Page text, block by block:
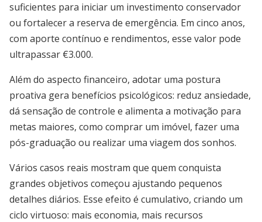
suficientes para iniciar um investimento conservador
ou fortalecer a reserva de emergência. Em cinco anos,
com aporte contínuo e rendimentos, esse valor pode
ultrapassar €3.000.
Além do aspecto financeiro, adotar uma postura
proativa gera benefícios psicológicos: reduz ansiedade,
dá sensação de controle e alimenta a motivação para
metas maiores, como comprar um imóvel, fazer uma
pós-graduação ou realizar uma viagem dos sonhos.
Vários casos reais mostram que quem conquista
grandes objetivos começou ajustando pequenos
detalhes diários. Esse efeito é cumulativo, criando um
ciclo virtuoso: mais economia, mais recursos